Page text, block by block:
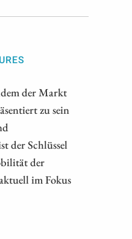
der Markt
zu sein
der Schlüssel
der
im Fokus